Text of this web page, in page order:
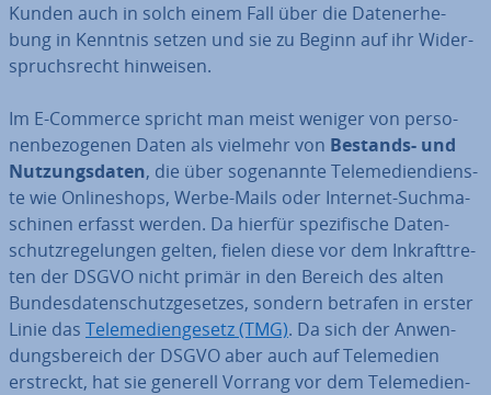
Kunden auch in solch einem Fall über die Da­ten­er­he­
bung in Kenntnis setzen und sie zu Beginn auf ihr Wi­der­
spruchs­recht hinweisen.
Im E-Commerce spricht man meist weniger von per­so­
nen­be­zo­ge­nen Daten als vielmehr von Bestands- und
Nut­zungs­da­ten, die über so­ge­nann­te Te­le­me­di­en­diens­
te wie On­line­shops, Werbe-Mails oder Internet-Such­ma­
schi­nen erfasst werden. Da hierfür spe­zi­fi­sche Da­ten­
schutz­re­ge­lun­gen gelten, fielen diese vor dem In­kraft­tre­
ten der DSGVO nicht primär in den Bereich des alten
Bun­des­da­ten­schutz­ge­set­zes, sondern betrafen in erster
Linie das Te­le­me­di­en­ge­setz (TMG). Da sich der An­wen­
dungs­be­reich der DSGVO aber auch auf Te­le­me­di­en
erstreckt, hat sie generell Vorrang vor dem Te­le­me­di­en­